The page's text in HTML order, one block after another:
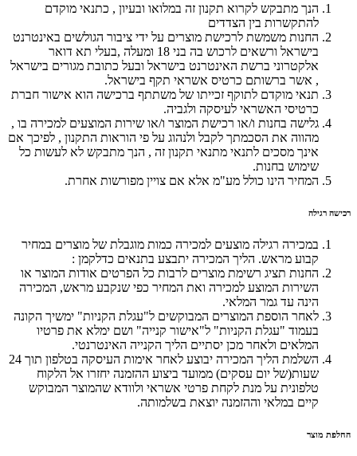
הנך מתבקש לקרוא תקנון זה במלואו ובעיון , כתנאי מוקדם
להתקשרות בין הצדדים
החנות משמשת לרכישת מוצרים על ידי ציבור הגולשים באינטרנט
בישראל ורשאים לרכוש בה בני 18 ומעלה ,בעלי תא דואר
אלקטרוני ברשת האינטרנט בישראל ובעל כתובת מגורים בישראל
, אשר ברשותם כרטיס אשראי תקף בישראל.
תנאי מוקדם לתוקף זכייתו של משתתף ברכישה הוא אישור חברת
כרטיסי האשראי לעיסקה ולגביה.
גלישה בחנות ו/או רכישת המוצר ו/או שירות המוצעים למכירה בו ,
מהווה את הסכמתך לקבל ולנהוג על פי הוראות התקנון , לפיכך אם
אינך מסכים לתנאי מתנאי תקנון זה , הנך מתבקש לא לעשות כל
שימוש בחנות.
המחיר הינו כולל מע"מ אלא אם צויין מפורשות אחרת.
רכישה רגילה
במכירה רגילה מוצעים למכירה כמות מוגבלת של מוצרים במחיר
קבוע מראש. הליך המכירה יתבצע בתנאים כדלקמן :
החנות תציג רשימת מוצרים לרבות כל הפרטים אודות המוצר או
השירות המוצע למכירה ואת המחיר כפי שנקבע מראש, המכירה
הינה עד גמר המלאי.
לאחר הוספת המוצרים המבוקשים ל"עגלת הקניות" ימשיך הקונה
בעמוד "עגלת הקניות" ל"אישור קנייה" ושם ימלא את פרטיו
המלאים ולאחר מכן יסתיים הליך הקנייה האינטרנטי.
השלמת הליך המכירה יבוצע לאחר אימות העיסקה בטלפון תוך 24
שעות(של יום עסקים) ממועד ביצוע ההזמנה יחזרו אל הלקוח
טלפונית על מנת לקחת פרטי אשראי ולוודא שהמוצר המבוקש
קיים במלאי וההזמנה יוצאת בשלמותה.
החלפת מוצר